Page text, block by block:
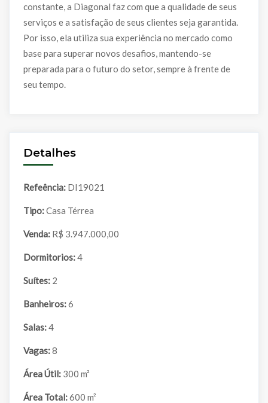
constante, a Diagonal faz com que a qualidade de seus
serviços e a satisfação de seus clientes seja garantida.
Por isso, ela utiliza sua experiência no mercado como
base para superar novos desafios, mantendo-se
preparada para o futuro do setor, sempre à frente de
seu tempo.
Detalhes
Refeência: DI19021
Tipo: Casa Térrea
Venda: R$ 3.947.000,00
Dormitorios: 4
Suítes: 2
Banheiros: 6
Salas: 4
Vagas: 8
Área Útil: 300 m²
Área Total: 600 m²